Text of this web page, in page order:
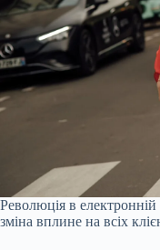
Революція в
зміна вплине на всіх